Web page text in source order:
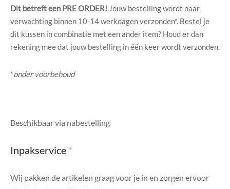
Dit betreft een PRE ORDER! Jouw bestelling wordt naar
verwachting binnen 10-14 werkdagen verzonden*. Bestel je
dit kussen in combinatie met een ander item? Houd er dan
rekening mee dat jouw bestelling in één keer wordt verzonden.
*onder voorbehoud
Beschikbaar via nabestelling
Inpakservice *
Wij pakken de artikelen graag voor je in en zorgen ervoor
Collection